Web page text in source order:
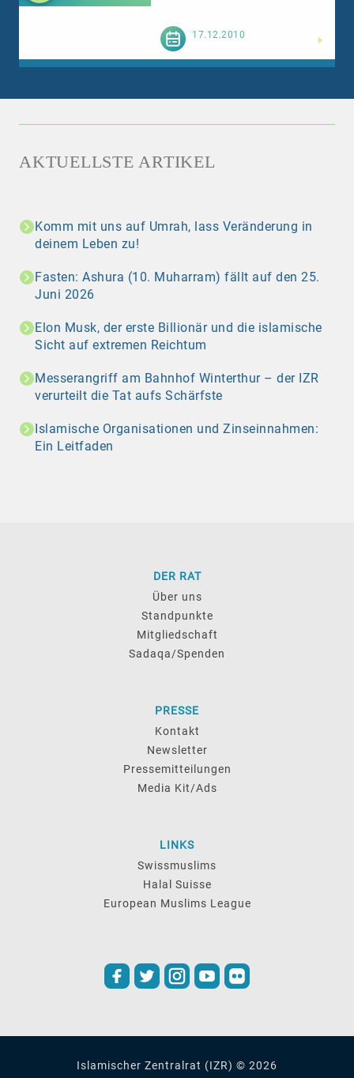
17.12.2010
AKTUELLSTE ARTIKEL
Komm mit uns auf Umrah, lass Veränderung in
deinem Leben zu!
Fasten: Ashura (10. Muharram) fällt auf den 25.
Juni 2026
Elon Musk, der erste Billionär und die islamische
Sicht auf extremen Reichtum
Messerangriff am Bahnhof Winterthur – der IZR
verurteilt die Tat aufs Schärfste
Islamische Organisationen und Zinseinnahmen:
Ein Leitfaden
DER RAT
Über uns
Standpunkte
Mitgliedschaft
Sadaqa/Spenden
PRESSE
Kontakt
Newsletter
Pressemitteilungen
Media Kit/Ads
LINKS
Swissmuslims
Halal Suisse
European Muslims League
Islamischer Zentralrat (IZR) © 2026